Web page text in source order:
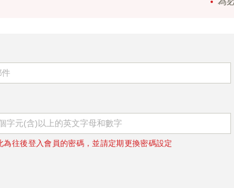
為往後登入會員的密碼，並請定期更換密碼設定